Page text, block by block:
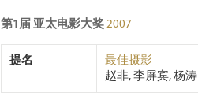
第1届 亚太电影大奖 2007
提名
最佳摄影
赵非, 李屏宾, 杨涛